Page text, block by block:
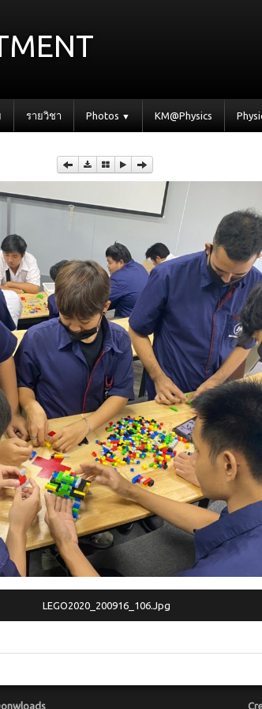
รายวิชา Photos ▼ KM@Physics
LEGO2020_200916_106.jpg